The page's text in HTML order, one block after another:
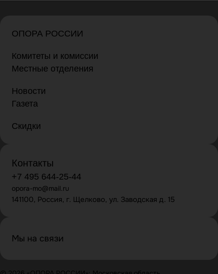
ОПОРА РОССИИ
Комитеты и комиссии
Местные отделения
Новости
Газета
Скидки
Контакты
+7 495 644-25-44
opora-mo@mail.ru
141100, Россия, г. Щелково, ул. Заводская д. 15
Мы на связи